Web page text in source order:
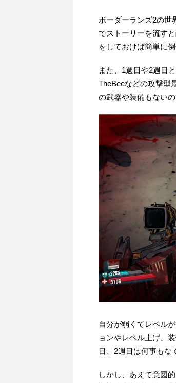
ボーダーランズ2の世
でストーリーを流す
をしておけば簡単に
また、1週目や2週目
TheBeeなどの攻撃型
の武器や装備もない
自分が弱くてレベル
ョンやレベル上げ、
目、2週目は何事もな
しかし、あえて意図